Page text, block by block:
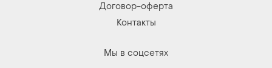
Договор-оферта
Контакты
Мы в соцсетях